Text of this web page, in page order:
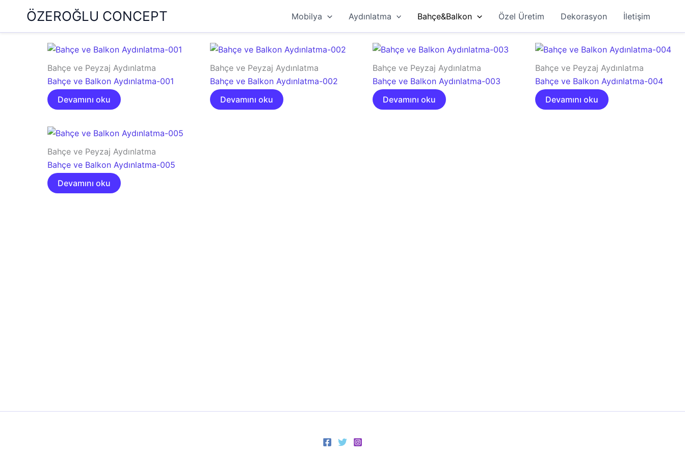
ÖZEROĞLU CONCEPT Mobilya Aydınlatma Bahçe&Balkon Özel Üretim Dekorasyon İletişim
Bahçe ve Peyzaj Aydınlatma
Bahçe ve Balkon Aydınlatma-001
Devamını oku
Bahçe ve Peyzaj Aydınlatma
Bahçe ve Balkon Aydınlatma-002
Devamını oku
Bahçe ve Peyzaj Aydınlatma
Bahçe ve Balkon Aydınlatma-003
Devamını oku
Bahçe ve Peyzaj Aydınlatma
Bahçe ve Balkon Aydınlatma-004
Devamını oku
Bahçe ve Peyzaj Aydınlatma
Bahçe ve Balkon Aydınlatma-005
Devamını oku